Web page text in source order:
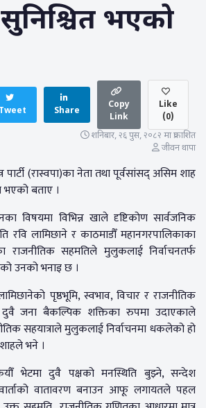
सुनिश्चित भएको
Tweet Share
Copy
Link
Like
(0)
शनिबार, २६ पुस, २०८२ मा प्रकाशित
जीवन थापा
पार्टी (रास्वपा)का नेता तथा पूर्वसांसद् असिम शाह
भएको बताए ।
विषयमा विभिन्न खाले दृष्टिकोण सार्वजनिक
रवि लामिछाने र काठमाडौँ महानगरपालिकाका
राजनीतिक सहमतिले मुलुकलाई निर्वाचनतर्फ
उनको भनाइ छ ।
पृष्ठभूमि, स्वभाव, विचार र राजनीतिक
दुवै जना बैकल्पिक शक्तिका रुपमा उदाएकाले
सहयात्राले मुलुकलाई निर्वाचनमा धकलेको हो
भने ।
भेटमा दुवै पक्षको मनस्थिति बुझ्ने, सन्देश
वातावरण बनाउन आफू लगायतले पहल